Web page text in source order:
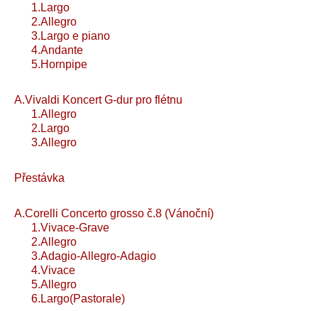
1.Largo
2.Allegro
3.Largo e piano
4.Andante
5.Hornpipe
A.Vivaldi Koncert G-dur pro flétnu
1.Allegro
2.Largo
3.Allegro
Přestávka
A.Corelli Concerto grosso č.8 (Vánoční)
1.Vivace-Grave
2.Allegro
3.Adagio-Allegro-Adagio
4.Vivace
5.Allegro
6.Largo(Pastorale)